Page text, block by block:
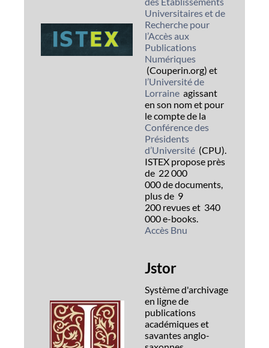
Universitaires et de
Recherche pour
l’Accès aux
Publications
Numériques
(Couperin.org) et
l’Université de
Lorraine agissant
en son nom et pour
le compte de la
Conférence des
Présidents
d’Université (CPU).
ISTEX propose près
de 22 000
000de documents,
plus de 9
200 revues et 340
000e-books.
Accès Bnu
Jstor
Système d'archivage
en ligne de
publications
académiques et
savantes anglo-